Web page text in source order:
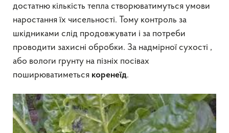
достатню кількість тепла створюватимуться умови
наростання їх чисельності. Тому контроль за
шкідниками слід продовжувати і за потреби
проводити захисні обробки. За надмірної сухості ,
або вологи грунту на пізніх посівах
поширюватиметься коренеїд.